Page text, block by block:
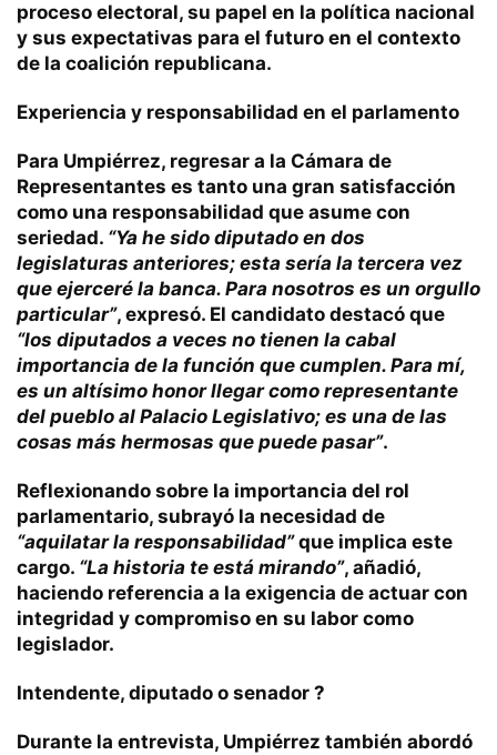
proceso electoral, su papel en la política nacional
y sus expectativas para el futuro en el contexto
de la coalición republicana.
Experiencia y responsabilidad en el parlamento
Para Umpiérrez, regresar a la Cámara de
Representantes es tanto una gran satisfacción
como una responsabilidad que asume con
seriedad. “Ya he sido diputado en dos
legislaturas anteriores; esta sería la tercera vez
que ejerceré la banca. Para nosotros es un orgullo
particular”, expresó. El candidato destacó que
“los diputados a veces no tienen la cabal
importancia de la función que cumplen. Para mí,
es un altísimo honor llegar como representante
del pueblo al Palacio Legislativo; es una de las
cosas más hermosas que puede pasar”.
Reflexionando sobre la importancia del rol
parlamentario, subrayó la necesidad de
“aquilatar la responsabilidad”que implica este
cargo. “La historia te está mirando”, añadió,
haciendo referencia a la exigencia de actuar con
integridad y compromiso en su labor como
legislador.
Intendente, diputado o senador ?
Durante la entrevista, Umpiérrez también abordó